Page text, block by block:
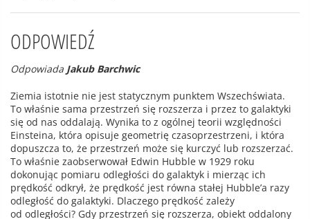
ODPOWIEDŹ
Odpowiada Jakub Barchwic
Ziemia istotnie nie jest statycznym punktem Wszechświata.
To właśnie sama przestrzeń się rozszerza i przez to galaktyki
się od nas oddalają. Wynika to z ogólnej teorii względności
Einsteina, która opisuje geometrię czasoprzestrzeni, i która
dopuszcza to, że przestrzeń może się kurczyć lub rozszerzać.
To właśnie zaobserwował Edwin Hubble w 1929 roku
dokonując pomiaru odległości do galaktyk i mierząc ich
prędkość odkrył, że prędkość jest równa stałej Hubble’a razy
odległość do galaktyki. Dlaczego prędkość zależy
od odległości? Gdy przestrzeń się rozszerza, obiekt oddalony